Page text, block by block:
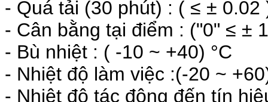
- Quá tải (30 phút) : ( ≤ ± 0.02
- Cân bằng tại điểm : ("0" ≤ ±
- Bù nhiệt : ( -10 ~ +40) °C
- Nhiệt độ làm việc :(-20 ~
- Nhiệt độ tác động đến tín